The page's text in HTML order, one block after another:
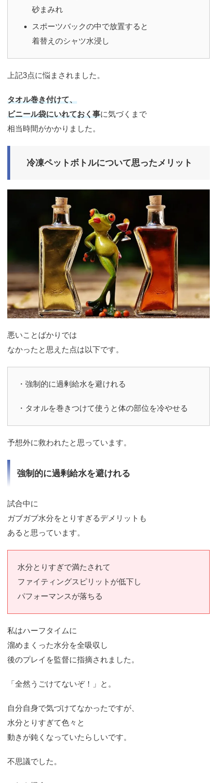
砂まみれ
スポーツバックの中で放置すると
着替えのシャツ水浸し
上記3点に悩まされました。
タオル巻き付けて、
ビニール袋にいれておく事に気づくまで
相当時間がかかりました。
冷凍ペットボトルについて思ったメリット
悪いことばかりでは
なかったと思えた点は以下です。
・強制的に過剰給水を避けれる
・タオルを巻きつけて使うと体の部位を冷やせる
予想外に救われたと思っています。
強制的に過剰給水を避けれる
試合中に
ガブガブ水分をとりすぎるデメリットも
あると思っています。
水分とりすぎで満たされて
ファイティングスピリットが低下し
パフォーマンスが落ちる
私はハーフタイムに
溜めまくった水分を全吸収し
後のプレイを監督に指摘されました。
「全然うごけてないぞ！」と。
自分自身で気づけてなかったですが、
水分とりすぎて色々と
動きが鈍くなっていたらしいです。
不思議でした。